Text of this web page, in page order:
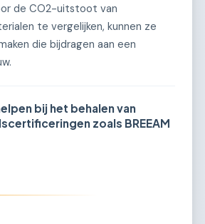
de CO2-uitstoot van
te vergelijken, kunnen ze
die bijdragen aan een
bij het behalen van
zoals BREEAM